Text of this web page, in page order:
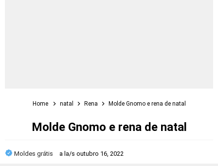
Home natal Rena Molde Gnomo e rena de natal
Molde Gnomo e rena de natal
Moldes grátis a la/s outubro 16, 2022